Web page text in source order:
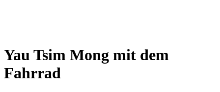
Yau Tsim Mong mit dem
Fahrrad